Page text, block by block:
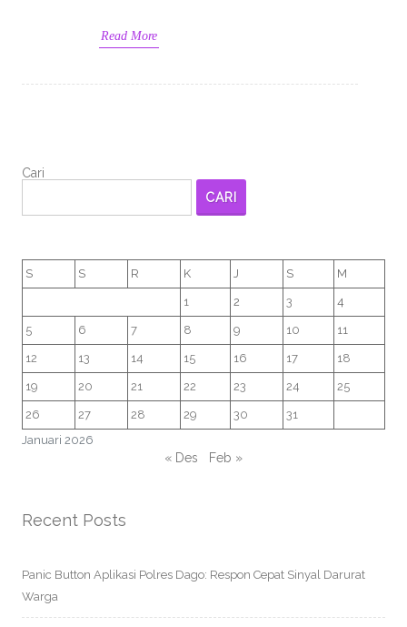
Read More
Cari
CARI
Januari 2026
S S R K J S M
1 2 3 4
5 6 7 8 9 10 11
12 13 14 15 16 17 18
19 20 21 22 23 24 25
26 27 28 29 30 31
« Des Feb »
Recent Posts
Panic Button Aplikasi Polres Dago: Respon Cepat Sinyal Darurat
Warga